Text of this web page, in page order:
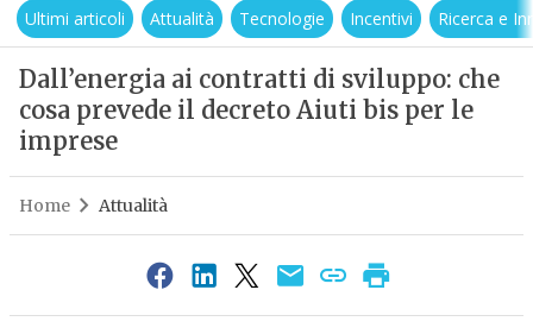
Ultimi articoli Attualità Tecnologie Incentivi Ricerca e
Dall’energia ai contratti di sviluppo: che
cosa prevede il decreto Aiuti bis per le
imprese
Home Attualità